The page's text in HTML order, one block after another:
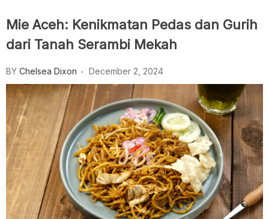
Mie Aceh: Kenikmatan Pedas dan Gurih
dari Tanah Serambi Mekah
BY Chelsea Dixon December 2, 2024